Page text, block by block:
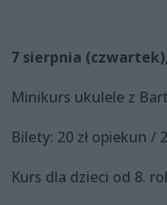
7 sierpnia
Minikurs ukulele z
Bilety: 20 zł opiekun /
Kurs dla dzieci od 8.